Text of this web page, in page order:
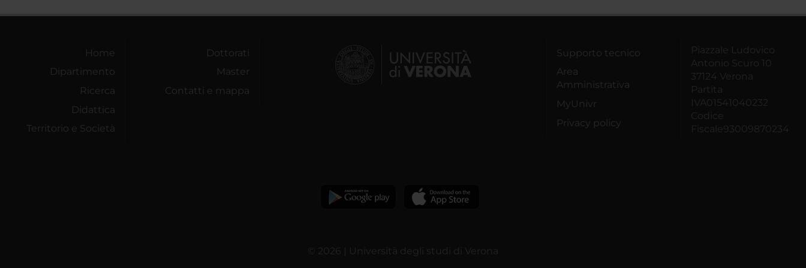
Home
Dipartimento
Ricerca
Didattica
Territorio e Società
Dottorati
Master
Contatti e mappa
Supporto tecnico
Area
Amministrativa
MyUnivr
Privacy policy
Piazzale Ludovico
Antonio Scuro 10
37124 Verona
Partita
IVA01541040232
Codice
Fiscale93009870234
© 2026 | Università degli studi di Verona